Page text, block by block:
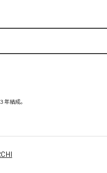
年結成。